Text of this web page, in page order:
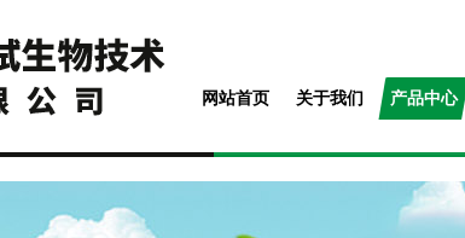
网站首页 关于我们 产品中心